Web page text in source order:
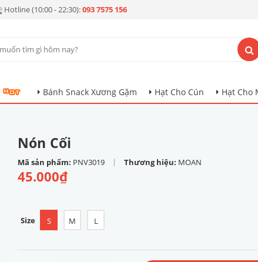
Hotline (10:00 - 22:30):093 7575 156
Bánh Snack Xương Gặm Hạt Cho Cún Hạt Cho
Nón Cối
Mã sản phẩm: PNV3019 | Thương hiệu: MOAN
45.000₫
Size S M L